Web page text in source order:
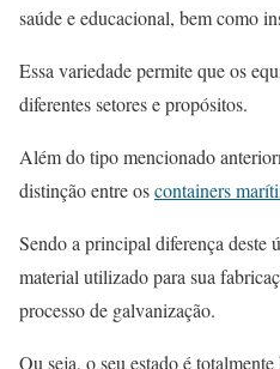
saúde e educacional, bem como
Essa variedade permite que os
diferentes setores e propósitos.
Além do tipo mencionado
distinção entre oscontainers
Sendo a principal diferença deste
material utilizado para sua
processo de galvanização.
Ou seja, o seu estado é